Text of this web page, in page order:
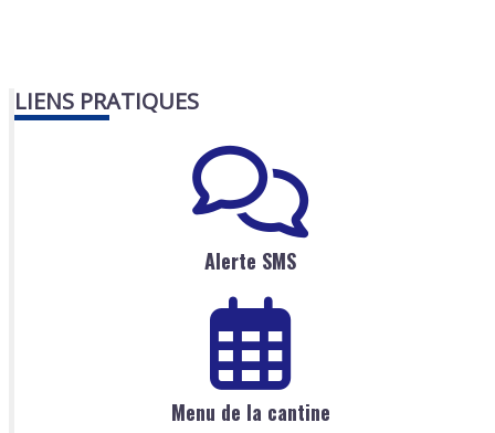
LIENS PRATIQUES
Alerte SMS
Menu de la cantine